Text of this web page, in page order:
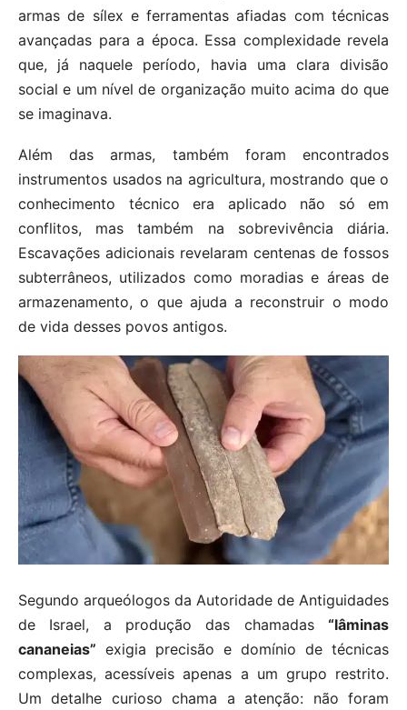
armas de sílex e ferramentas afiadas com técnicas
avançadas para a época. Essa complexidade revela
que, já naquele período, havia uma clara divisão
social e um nível de organização muito acima do que
se imaginava.
Além das armas, também foram encontrados
instrumentos usados na agricultura, mostrando que o
conhecimento técnico era aplicado não só em
conflitos, mas também na sobrevivência diária.
Escavações adicionais revelaram centenas de fossos
subterrâneos, utilizados como moradias e áreas de
armazenamento, o que ajuda a reconstruir o modo
de vida desses povos antigos.
Segundo arqueólogos da Autoridade de Antiguidades
de Israel, a produção das chamadas “lâminas
cananeias” exigia precisão e domínio de técnicas
complexas, acessíveis apenas a um grupo restrito.
Um detalhe curioso chama a atenção: não foram